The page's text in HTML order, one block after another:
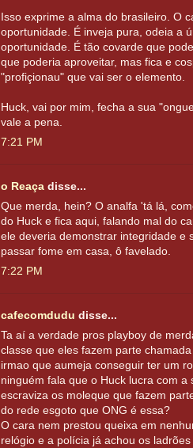
Isso exprime a alma do brasileiro. O
oportunidade. É inveja pura, odeia a
oportunidade. É tão covarde que
que poderia aproveitar, mas fica e
"profiçionau" que vai ser o elemento.
Huck, vai por mim, fecha a sua
vale a pena.
7:21 PM
o Reaça disse...
Que merda, hein? O analfa 'tá lá,
do Huck e fica aqui, falando mal do
ele deveria demonstrar integridade e
passar fome em casa, ô favelado.
7:22 PM
cafecomdudu disse...
Ta aí a verdade pros playboy de
classe que eles fazem parte
irmao que aumeja conseguir ter um
ninguém fala que o Huck lucra com a
escraviza os moleque que fazem
do rede esgoto que ONG é essa?
O cara nem prestou queixa em
relógio e a polícia já achou os